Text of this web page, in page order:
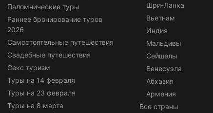
Паломнические туры
Раннее бронирование туров
2026
Самостоятельные путешествия
Свадебные путешествия
Секс туризм
Туры на 14 февраля
Туры на 23 февраля
Туры на 8 марта
Шри-Ланка
Вьетнам
Индия
Мальдивы
Сейшелы
Венесуэла
Абхазия
Армения
Все страны